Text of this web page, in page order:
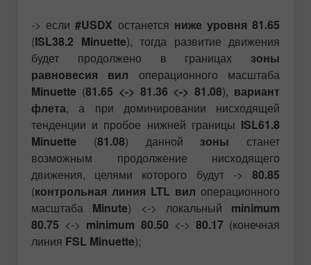
-> если #USDX останется ниже уровня 81.65
(ISL38.2 Minuette), тогда развитие движения
будет продолжено в границах зоны
равновесия вил операционного масштаба
Minuette (81.65 <-> 81.36 <-> 81.08), вариант
флета, а при доминировании нисходящей
тенденции и пробое нижней границы ISL61.8
Minuette (81.08) данной зоны станет
возможным продолжение нисходящего
движения, целями которого будут -> 80.85
(контрольная линия LTL вил операционного
масштаба Minute) <-> локальный minimum
80.75 <-> minimum 80.50 <-> 80.17 (конечная
линия FSL Minuette);